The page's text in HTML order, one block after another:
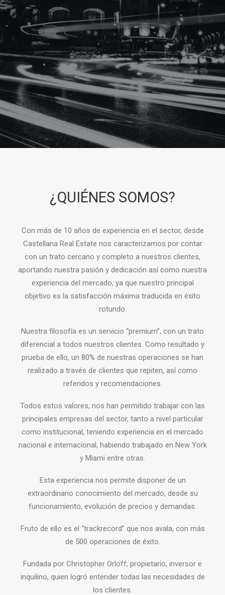
¿QUIÉNES SOMOS?
Con más de 10 años de experiencia en el sector, desde
Castellana Real Estate nos caracterizamos por contar
con un trato cercano y completo a nuestros clientes,
aportando nuestra pasión y dedicación así como nuestra
experiencia del mercado, ya que nuestro principal
objetivo es la satisfacción máxima traducida en éxito
rotundo.
Nuestra filosofía es un servicio “premium”, con un trato
diferencial a todos nuestros clientes. Como resultado y
prueba de ello, un 80% de nuestras operaciones se han
realizado a través de clientes que repiten, así como
referidos y recomendaciones.
Todos estos valores, nos han permitido trabajar con las
principales empresas del sector, tanto a nivel particular
como institucional, teniendo experiencia en el mercado
nacional e internacional, habiendo trabajado en New York
y Miami entre otras.
Esta experiencia nos permite disponer de un
extraordinario conocimiento del mercado, desde su
funcionamiento, evolución de precios y demandas.
Fruto de ello es el “trackrecord” que nos avala, con más
de 500 operaciones de éxito.
Fundada por Christopher Orloff; propietario, inversor e
inquilino, quien logró entender todas las necesidades de
los clientes.